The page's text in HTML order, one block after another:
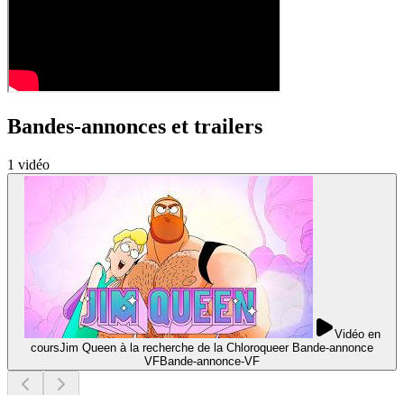
Bandes-annonces et trailers
1 vidéo
Vidéo en
coursJim Queen à la recherche de la Chloroqueer Bande-annonce
VFBande-annonce-VF